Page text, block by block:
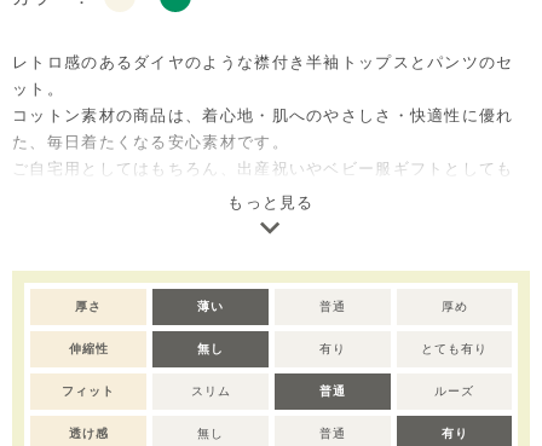
レトロ感のあるダイヤのような襟付き半袖トップスとパンツのセ
ット。
コットン素材の商品は、着心地・肌へのやさしさ・快適性に優れ
た、毎日着たくなる安心素材です。
ご自宅用としてはもちろん、出産祝いやベビー服ギフトとしても
喜ばれるセットアイテムです。
用はお控えいただくことをおすすめします。
※撮影･モニター環境等により実際の商品の色味と異なって見える
場合がございます。
※濃色部分は、摩擦や汗・雨などにより、他の衣類や下着、バッ
グ等に色移りする場合がございます。淡色のものとの組み合わせ
や着用の際は、十分ご注意ください。
※色移りを防ぐため、手洗い後はタオルで軽く水気を取り、形を
もっと見る
厚さ 薄い 普通 厚め
伸縮性 無し 有り とても有り
フィット スリム 普通 ルーズ
透け感 無し 普通 有り